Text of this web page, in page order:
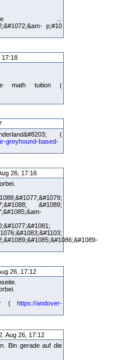
...
p;#10
17:18
math tuition (
(
greyhound-based-
26, 17:16
&#1089;
26, 17:12
( https://andover-
Aug 26, 17:12
Bin gerade auf die